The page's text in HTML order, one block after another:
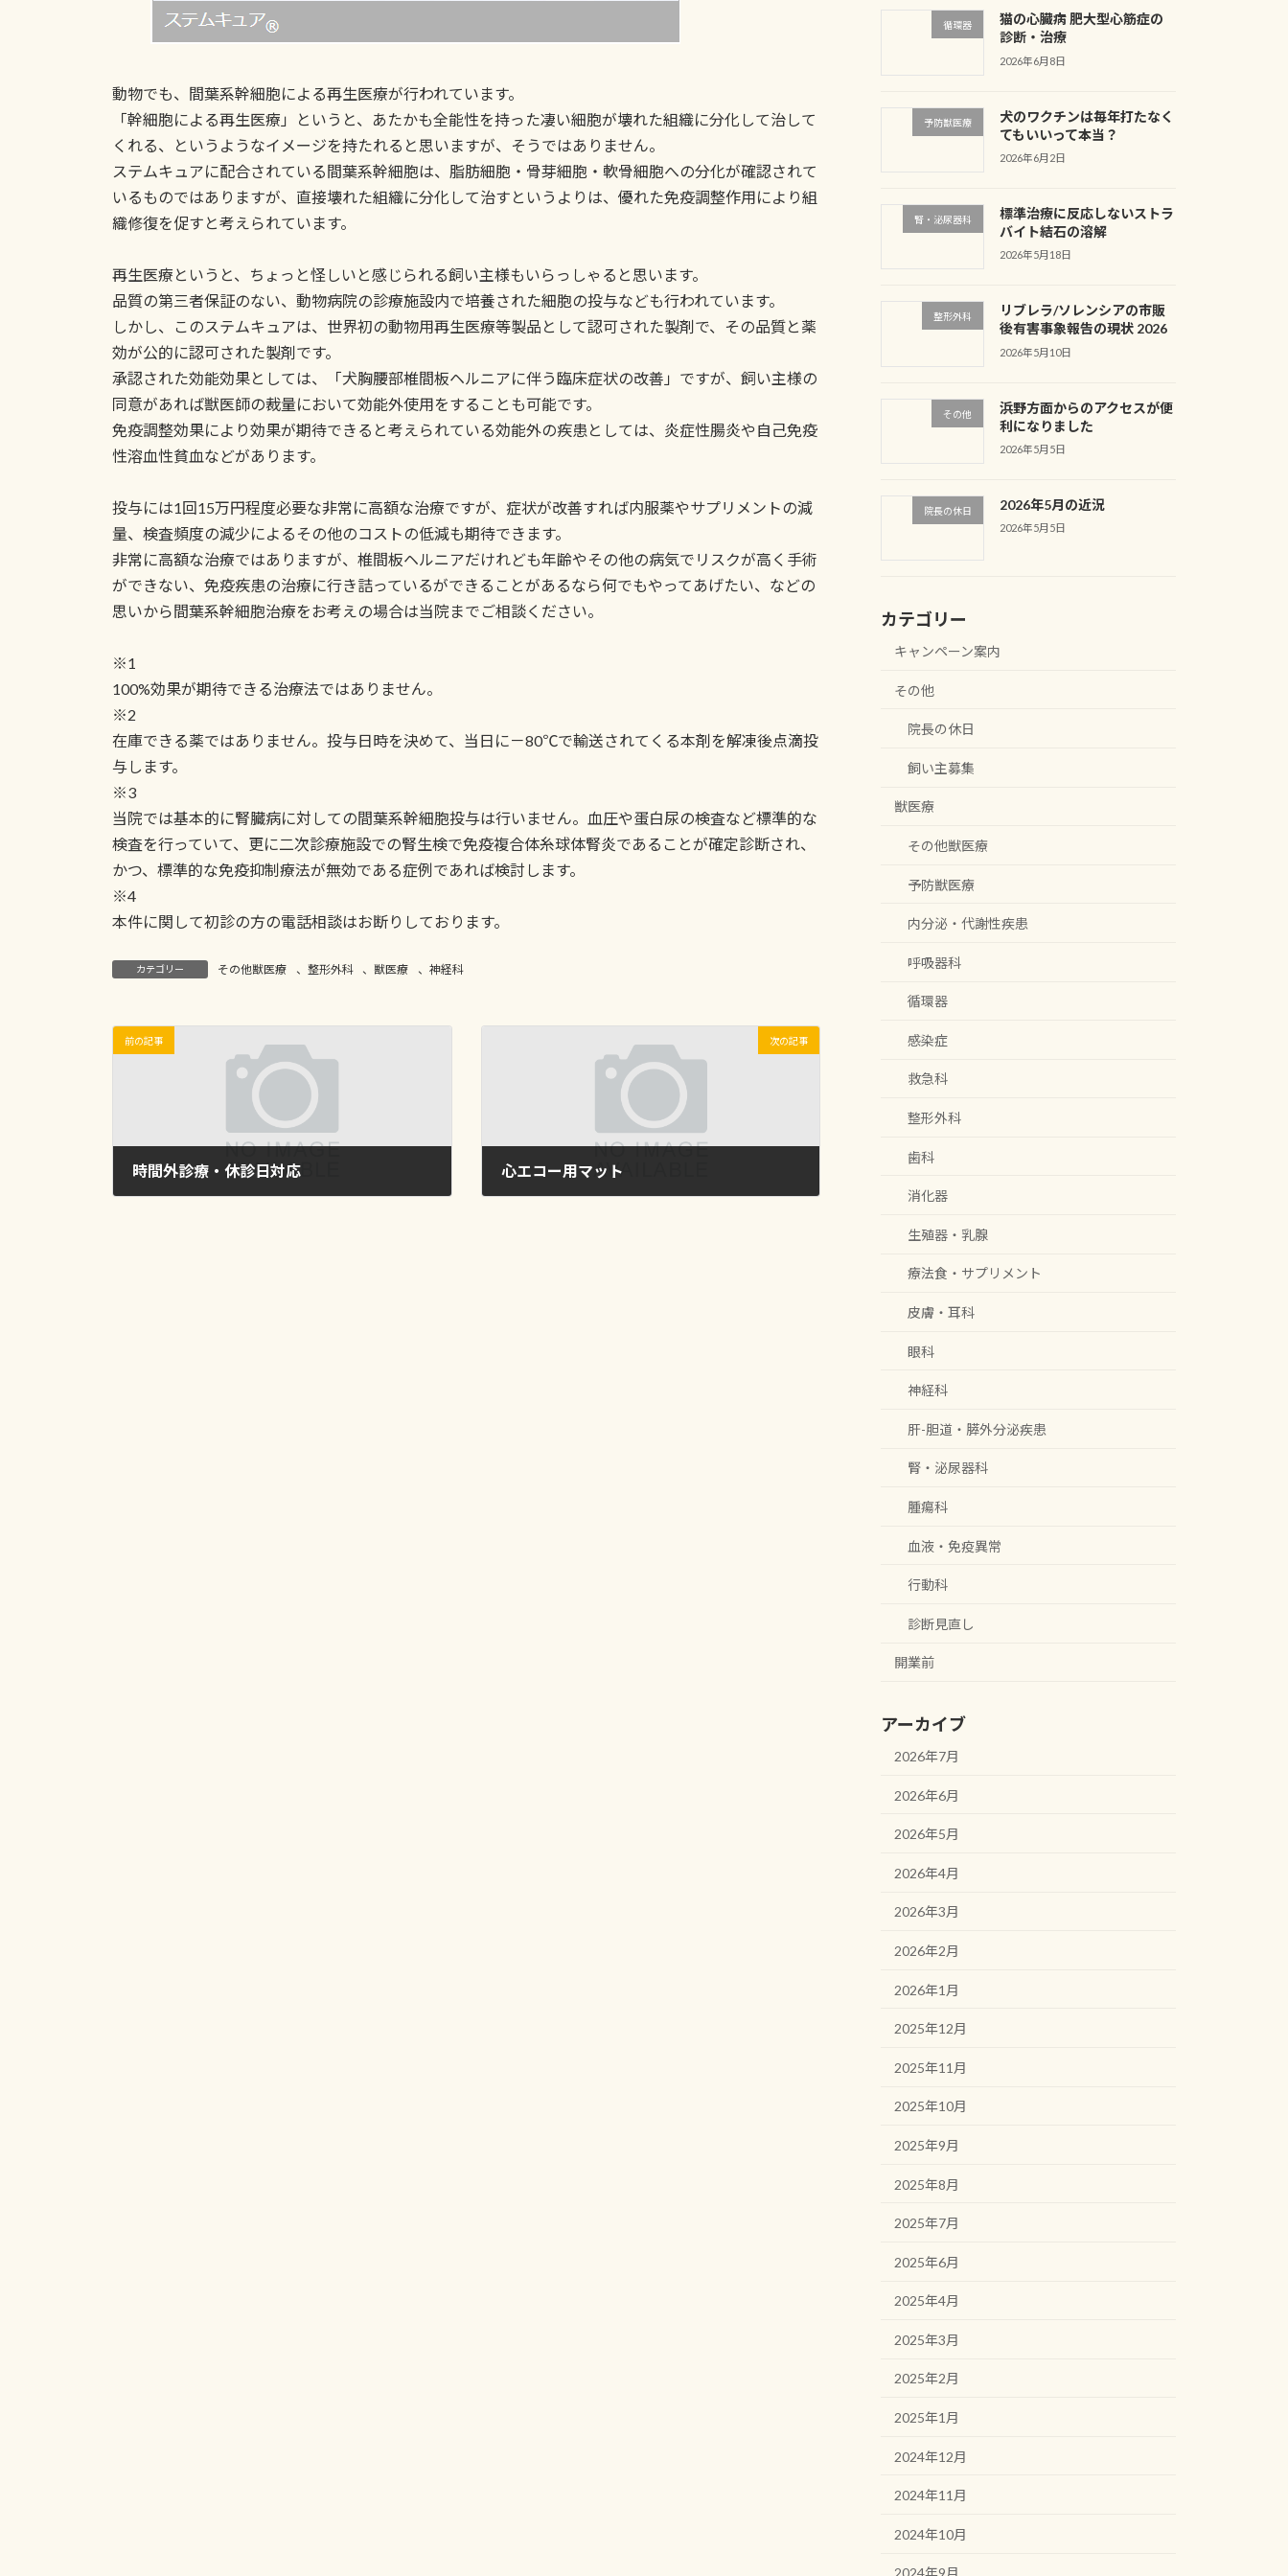
動物でも、間葉系幹細胞による再生医療が行われています。
「幹細胞による再生医療」というと、あたかも全能性を持った凄い細胞が壊れた組織に分化して治して
くれる、というようなイメージを持たれると思いますが、そうではありません。
ステムキュアに配合されている間葉系幹細胞は、脂肪細胞・骨芽細胞・軟骨細胞への分化が確認されて
いるものではありますが、直接壊れた組織に分化して治すというよりは、優れた免疫調整作用により組
織修復を促すと考えられています。
再生医療というと、ちょっと怪しいと感じられる飼い主様もいらっしゃると思います。
品質の第三者保証のない、動物病院の診療施設内で培養された細胞の投与なども行われています。
しかし、このステムキュアは、世界初の動物用再生医療等製品として認可された製剤で、その品質と薬
効が公的に認可された製剤です。
承認された効能効果としては、「犬胸腰部椎間板ヘルニアに伴う臨床症状の改善」ですが、飼い主様の
同意があれば獣医師の裁量において効能外使用をすることも可能です。
免疫調整効果により効果が期待できると考えられている効能外の疾患としては、炎症性腸炎や自己免疫
性溶血性貧血などがあります。
投与には1回15万円程度必要な非常に高額な治療ですが、症状が改善すれば内服薬やサプリメントの減
量、検査頻度の減少によるその他のコストの低減も期待できます。
非常に高額な治療ではありますが、椎間板ヘルニアだけれども年齢やその他の病気でリスクが高く手術
ができない、免疫疾患の治療に行き詰っているができることがあるなら何でもやってあげたい、などの
思いから間葉系幹細胞治療をお考えの場合は当院までご相談ください。
※1
100%効果が期待できる治療法ではありません。
※2
在庫できる薬ではありません。投与日時を決めて、当日に－80℃で輸送されてくる本剤を解凍後点滴投
与します。
※3
当院では基本的に腎臓病に対しての間葉系幹細胞投与は行いません。血圧や蛋白尿の検査など標準的な
検査を行っていて、更に二次診療施設での腎生検で免疫複合体糸球体腎炎であることが確定診断され、
かつ、標準的な免疫抑制療法が無効である症例であれば検討します。
※4
本件に関して初診の方の電話相談はお断りしております。
カテゴリー その他獣医療 、 整形外科 、獣医療 、 神経科
前の記事
時間外診療・休診日対応
次の記事
心エコー用マット
循環器
猫の心臓病 肥大型心筋症の
診断・治療
2026年6月8日
予防獣医療
犬のワクチンは毎年打たなく
てもいいって本当？
2026年6月2日
腎・泌尿器科
標準治療に反応しないストラ
バイト結石の溶解
2026年5月18日
整形外科
リブレラ/ソレンシアの市販
後有害事象報告の現状 2026
2026年5月10日
その他
浜野方面からのアクセスが便
利になりました
2026年5月5日
院長の休日 2026年5月の近況
2026年5月5日
カテゴリー
キャンペーン案内
その他
院長の休日
飼い主募集
獣医療
その他獣医療
予防獣医療
内分泌・代謝性疾患
呼吸器科
循環器
感染症
救急科
整形外科
歯科
消化器
生殖器・乳腺
療法食・サプリメント
皮膚・耳科
眼科
神経科
肝-胆道・膵外分泌疾患
腎・泌尿器科
腫瘍科
血液・免疫異常
行動科
診断見直し
開業前
アーカイブ
2026年7月
2026年6月
2026年5月
2026年4月
2026年3月
2026年2月
2026年1月
2025年12月
2025年11月
2025年10月
2025年9月
2025年8月
2025年7月
2025年6月
2025年4月
2025年3月
2025年2月
2025年1月
2024年12月
2024年11月
2024年10月